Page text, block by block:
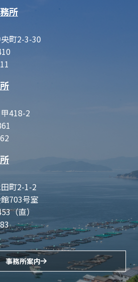
所
町2-3-30
418-2
町2-1-2
703号室
（直）
事務所案内